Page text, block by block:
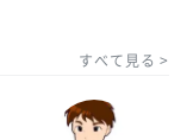
すべて見る